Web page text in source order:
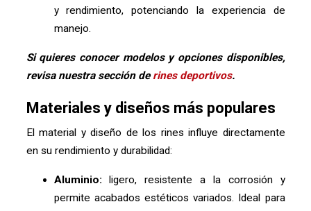
y rendimiento, potenciando la experiencia de
manejo.
Si quieres conocer modelos y opciones disponibles,
revisa nuestra sección derines deportivos.
Materiales y diseños más populares
El material y diseño de los rines influye directamente
en su rendimiento y durabilidad:
Aluminio: ligero, resistente a la corrosión y
permite acabados estéticos variados. Ideal para